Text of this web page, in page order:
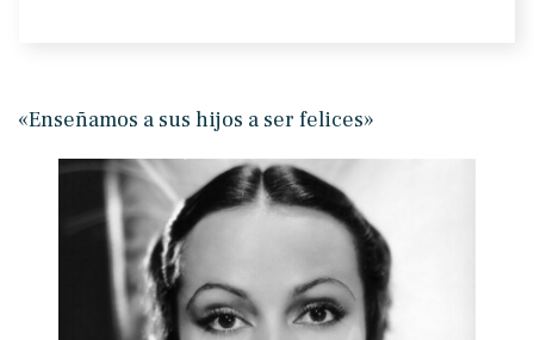
«Enseñamos a sus hijos a ser felices»